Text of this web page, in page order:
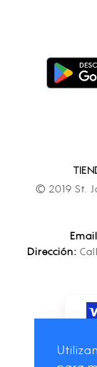
© 2019 St.
Dirección: